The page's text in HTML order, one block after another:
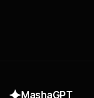
MashaGPT